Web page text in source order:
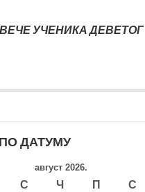
УЧЕНИКА ДЕВЕТОГ
ДАТУМУ
август 2026.
С Ч П С